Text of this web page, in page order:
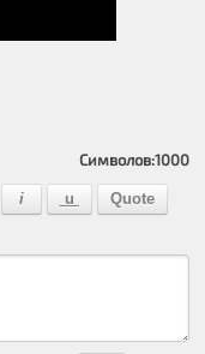
Символов:1000